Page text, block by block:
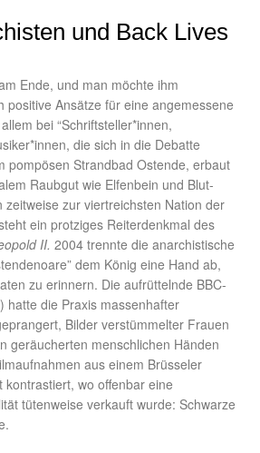
und Back Lives
Ende, und man möchte ihm
positive Ansätze für eine angemessene
bei “Schriftsteller*innen,
die sich in die Debatte
pompösen Strandbad Ostende, erbaut
Raubgut wie Elfenbein und Blut-
zeitweise zur viertreichsten Nation der
ein protziges Reiterdenkmal des
II. 2004 trennte die anarchistische
dem König eine Hand ab,
zu erinnern. Die aufrüttelnde BBC-
hatte die Praxis massenhafter
Bilder verstümmelter Frauen
geräucherten menschlichen Händen
aus einem Brüsseler
kontrastiert, wo offenbar eine
tütenweise verkauft wurde: Schwarze